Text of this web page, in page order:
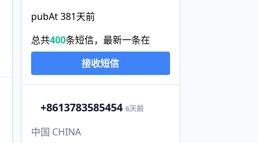
pubAt 381天前
总共400条短信，最新一条在
接收短信
+8613783585454 6天前
中国 CHINA